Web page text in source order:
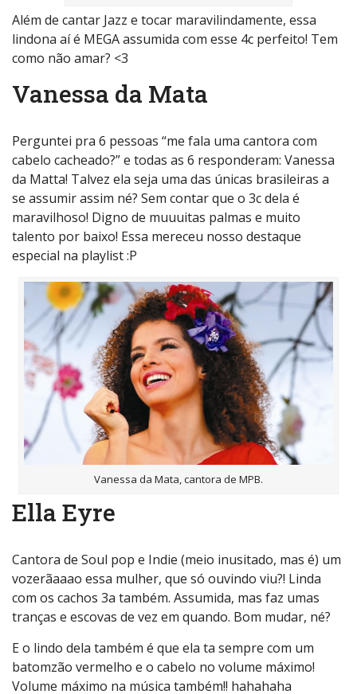
Além de cantar Jazz e tocar maravilindamente, essa
lindona aí é MEGA assumida com esse 4c perfeito! Tem
como não amar? <3
Vanessa da Mata
Perguntei pra 6 pessoas “me fala uma cantora com
cabelo cacheado?” e todas as 6 responderam: Vanessa
da Matta! Talvez ela seja uma das únicas brasileiras a
se assumir assim né? Sem contar que o 3c dela é
maravilhoso! Digno de muuuitas palmas e muito
talento por baixo! Essa mereceu nosso destaque
especial na playlist :P
Vanessa da Mata, cantora de MPB.
Ella Eyre
Cantora de Soul pop e Indie (meio inusitado, mas é) um
vozerãaaao essa mulher, que só ouvindo viu?! Linda
com os cachos 3a também. Assumida, mas faz umas
tranças e escovas de vez em quando. Bom mudar, né?
E o lindo dela também é que ela ta sempre com um
batomzão vermelho e o cabelo no volume máximo!
Volume máximo na música também!! hahahaha